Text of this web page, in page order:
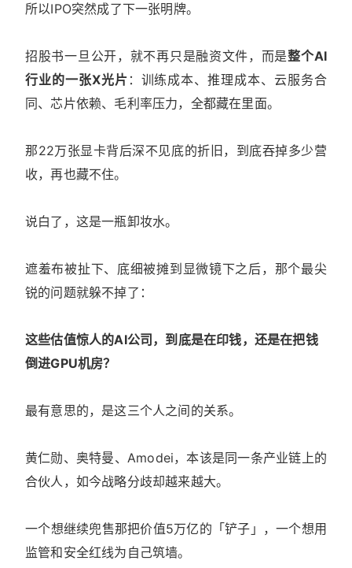
所以IPO突然成了下一张明牌。
招股书一旦公开，就不再只是融资文件，而是整个AI
行业的一张X光片 ：训练成本、推理成本、云服务合
同、芯片依赖、毛利率压力，全都藏在里面。
那22万张显卡背后深不见底的折旧，到底吞掉多少营
收，再也藏不住。
说白了，这是一瓶卸妆水。
遮羞布被扯下、底细被摊到显微镜下之后，那个最尖
锐的问题就躲不掉了：
这些估值惊人的AI公司，到底是在印钱，还是在把钱
倒进GPU机房？
最有意思的，是这三个人之间的关系。
黄仁勋、奥特曼、Amodei，本该是同一条产业链上的
合伙人，如今战略分歧却越来越大。
一个想继续兜售那把价值5万亿的「铲子」，一个想用
监管和安全红线为自己筑墙。